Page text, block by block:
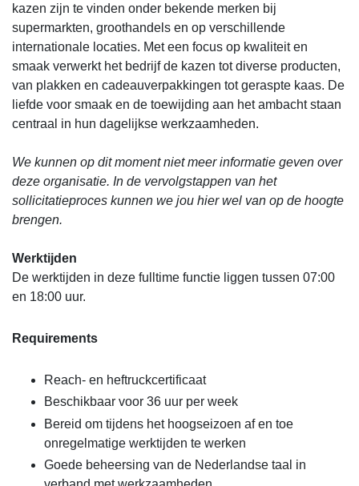
kazen zijn te vinden onder bekende merken bij
supermarkten, groothandels en op verschillende
internationale locaties. Met een focus op kwaliteit en
smaak verwerkt het bedrijf de kazen tot diverse producten,
van plakken en cadeauverpakkingen tot geraspte kaas. De
liefde voor smaak en de toewijding aan het ambacht staan
centraal in hun dagelijkse werkzaamheden.
We kunnen op dit moment niet meer informatie geven over
deze organisatie. In de vervolgstappen van het
sollicitatieproces kunnen we jou hier wel van op de hoogte
brengen.
Werktijden
De werktijden in deze fulltime functie liggen tussen 07:00
en 18:00 uur.
Requirements
Reach- en heftruckcertificaat
Beschikbaar voor 36 uur per week
Bereid om tijdens het hoogseizoen af en toe
onregelmatige werktijden te werken
Goede beheersing van de Nederlandse taal in